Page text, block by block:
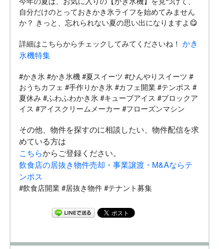
自分だけのとっておきかき氷ライフを始めてみません
か？ きっと、忘れられない夏の思い出になりますよ😋
詳細はこちらからチェックしてみてくださいね！ かき
氷機特集
#かき氷 #かき氷機 #夏スイーツ #ひんやりスイーツ #
おうちカフェ #手作りかき氷 #カフェ開業 #テンポス #
夏休み #ふわふわかき氷 #キューブアイス #ブロックア
イス #アイスクリームメーカー #フローズンマシン
その他、物件を探すのに相談したい、物件配信を求
めている方は
こちらからご登録ください。
飲食店の居抜き物件売却・事業譲渡・M&Aならテ
ンポス
#飲食店開業 #居抜き物件 #テナント募集